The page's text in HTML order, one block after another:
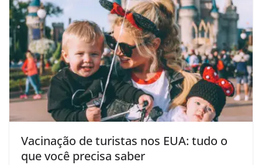
Vacinação de turistas nos EUA: tudo o
que você precisa saber